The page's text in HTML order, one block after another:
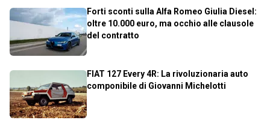
Forti sconti sulla Alfa Romeo Giulia Diesel:
oltre 10.000 euro, ma occhio alle clausole
del contratto
FIAT 127 Every 4R: La rivoluzionaria auto
componibile di Giovanni Michelotti